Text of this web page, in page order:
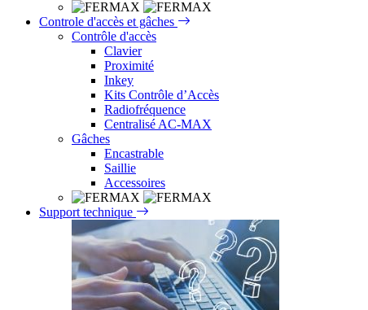
Controle d'accès et gâches
Contrôle d'accès
Clavier
Proximité
Inkey
Kits Contrôle d’Accès
Radiofréquence
Centralisé AC-MAX
Gâches
Encastrable
Saillie
Accessoires
Support technique